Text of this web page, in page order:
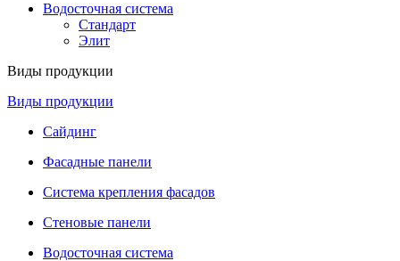
Водосточная система
Стандарт
Элит
Виды продукции
Виды продукции
Сайдинг
Фасадные панели
Система крепления фасадов
Стеновые панели
Водосточная система